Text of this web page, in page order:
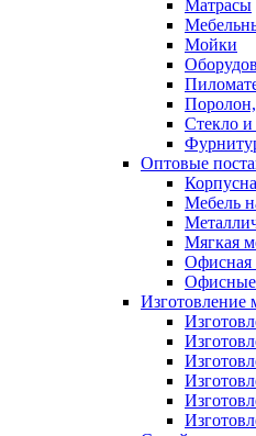
Матрасы
Мойки
Стекло и
Оптовые
Мебель
Мягкая
Офисная
Офисные
Изготовление